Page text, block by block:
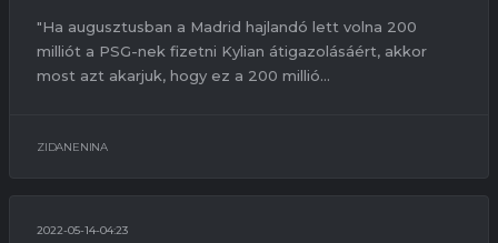
"Ha augusztusban a Madrid hajlandó lett volna 200
milliót a PSG-nek fizetni Kylian átigazolásáért, akkor
most azt akarjuk, hogy ez a 200 millió...
ZIDANENINA
ÁTIGAZOLÁSOK
2022-05-14-04:23